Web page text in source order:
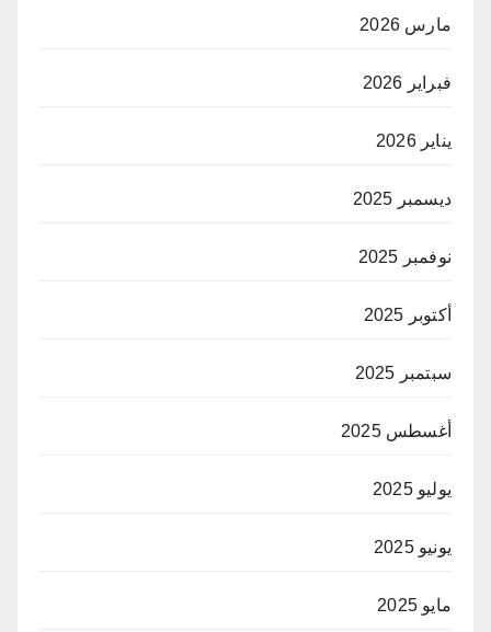
مارس 2026
فبراير 2026
يناير 2026
ديسمبر 2025
نوفمبر 2025
أكتوبر 2025
سبتمبر 2025
أغسطس 2025
يوليو 2025
يونيو 2025
مايو 2025